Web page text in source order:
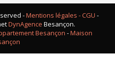
-Mentions légales - CGU -
DynAgence Besançon.
Besançon -Maison